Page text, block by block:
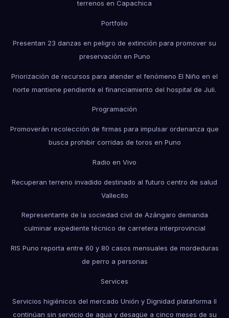
terrenos en Capachica
Portfolio
Presentan 23 danzas en peligro de extinción para promover su
preservación en Puno
Priorización de recursos para atender el fenómeno El Niño en el
norte mantiene pendiente el financiamiento del hospital de Juli.
Programación
Promoverán recolección de firmas para impulsar ordenanza que
busca prohibir corridas de toros en Puno
Radio en Vivo
Recuperan terreno invadido destinado al futuro centro de salud
Vallecito
Representante de la sociedad civil de Azángaro demanda
culminar expediente técnico de carretera interprovincial
RIS Puno reporta entre 60 y 80 casos mensuales de mordeduras
de perro a personas
Services
Servicios higiénicos del mercado Unión y Dignidad plataforma II
continúan sin servicio de agua y desagüe a cinco meses de su